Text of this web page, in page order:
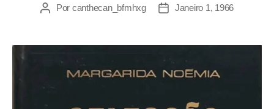
Por canthecan_bfmhxg Janeiro 1, 1966